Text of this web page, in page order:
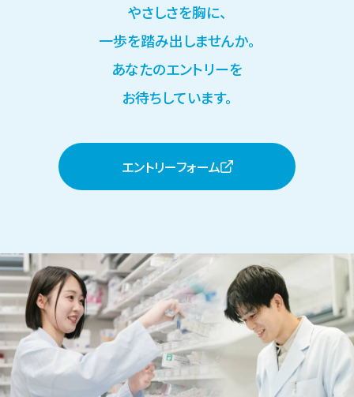
やさしさを胸に、
一歩を踏み出しませんか。
あなたのエントリーを
お待ちしています。
エントリーフォーム